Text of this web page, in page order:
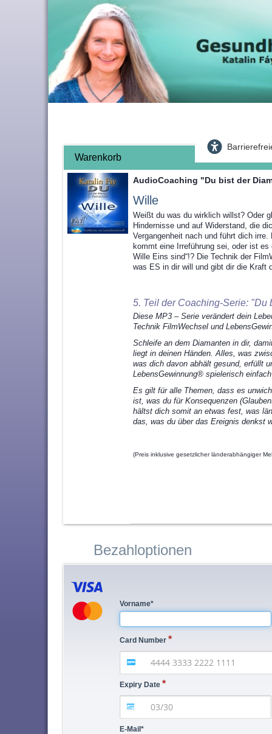
Warenkorb
AudioCoaching "Du bist der
Wille
Weißt du was du wirklich willst? Oder
Hindernisse und auf Widerstand, die
Vergangenheit nach und führt dich
kommt eine Irreführung sei, oder ist
Wille Eins sind“!? Die Technik der
was ES in dir will und gibt dir die Kraft
5. Teil der Coaching-Serie: "Du
Diese MP3 – Serie verändert dein
Technik FilmWechsel und
Schleife an dem Diamanten in dir,
liegt in deinen Händen. Alles, was
was dich davon abhält gesund, erfüllt
LebensGewinnung® spielerisch
Es gilt für alle Themen, dass es
ist, was du für Konsequenzen
hältst dich somit an etwas fest, was
das, was du über das Ereignis denkst
(Preis inklusive gesetzlicher länderabhängiger
Bezahloptionen
Vorname*
Card Number
Expiry Date
E-Mail*